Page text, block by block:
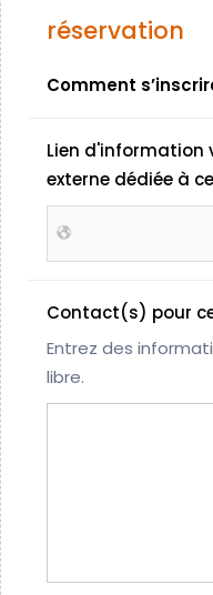
réservation
Comment
Lien d'information
externe dédiée à
Contact(s) pour
Entrez des
libre.